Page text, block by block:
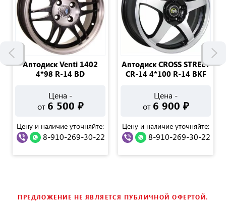
Автодиск Venti 1402
4*98 R-14 BD
Цена -
от 6 500 ₽
Цену и наличие уточняйте:
8-910-269-30-22
Автодиск CROSS STREET
CR-14 4*100 R-14 BKF
Цена -
от 6 900 ₽
Цену и наличие уточняйте:
8-910-269-30-22
ПРЕДЛОЖЕНИЕ НЕ ЯВЛЯЕТСЯ ПУБЛИЧНОЙ ОФЕРТОЙ.